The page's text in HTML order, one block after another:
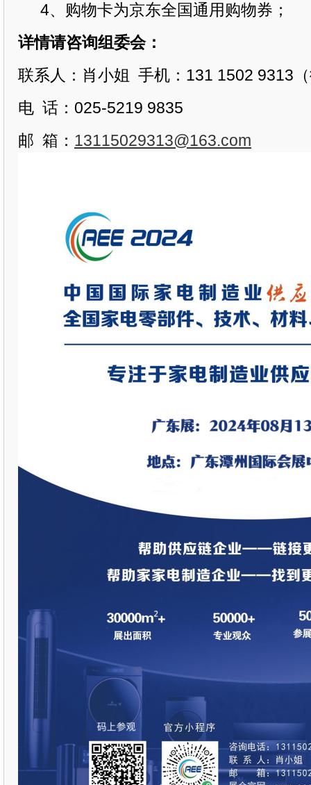
4、购物卡为京东全国通用购物券；
详情请咨询组委会：
联系人：肖小姐 手机： 131 1502
电 话： 025-5219 9835
邮 箱： 13115029313@163.com